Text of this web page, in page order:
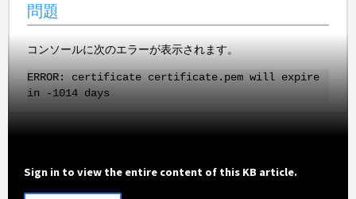
問題
コンソールに次のエラーが表示されます。
ERROR: certificate certificate.pem will expire
in -1014 days
Sign in to view the entire content of this KB article.